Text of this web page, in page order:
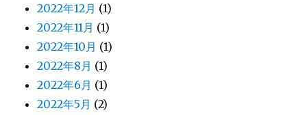
2022年12月 (1)
2022年11月 (1)
2022年10月 (1)
2022年8月 (1)
2022年6月 (1)
2022年5月 (2)